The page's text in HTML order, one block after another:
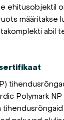
ehitusobjektil
määritakse
abil
Polymark